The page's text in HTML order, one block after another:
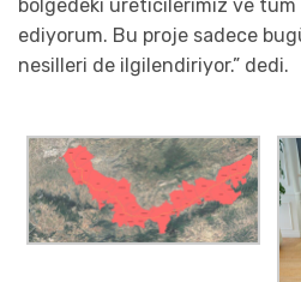
bölgedeki üreticilerimiz ve tüm
ediyorum. Bu proje sadece
nesilleri de ilgilendiriyor.” dedi.